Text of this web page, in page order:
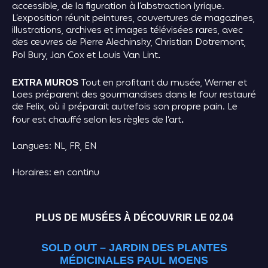
accessible, de la figuration à l’abstraction lyrique.
L’exposition réunit peintures, couvertures de magazines,
illustrations, archives et images télévisées rares, avec
des œuvres de Pierre Alechinsky, Christian Dotremont,
Pol Bury, Jan Cox et Louis Van Lint.
EXTRA MUROS Tout en profitant du musée, Werner et
Loes préparent des gourmandises dans le four restauré
de Felix, où il préparait autrefois son propre pain. Le
four est chauffé selon les règles de l’art.
Langues: NL, FR, EN
Horaires: en continu
PLUS DE MUSÉES À DÉCOUVRIR LE 02.04
SOLD OUT – JARDIN DES PLANTES
MÉDICINALES PAUL MOENS